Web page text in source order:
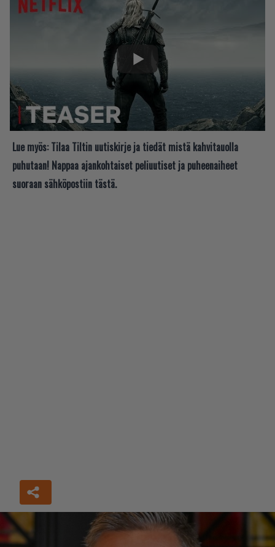
Lue myös: Tilaa Tiltin uutiskirje ja tiedät mistä kahvitauolla
puhutaan! Nappaa ajankohtaiset peliuutiset ja puheenaiheet
suoraan sähköpostiin tästä.